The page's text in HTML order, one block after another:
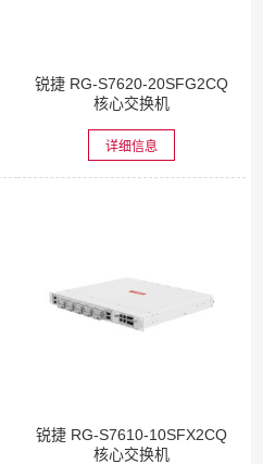
锐捷 RG-S7620-20SFG2CQ
核心交换机
详细信息
锐捷 RG-S7610-10SFX2CQ
核心交换机